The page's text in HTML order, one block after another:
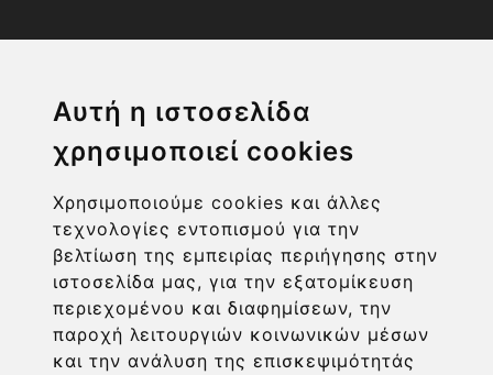
Αυτή η ιστοσελίδα
χρησιμοποιεί cookies
Χρησιμοποιούμε cookies και άλλες
τεχνολογίες εντοπισμού για την
βελτίωση της εμπειρίας περιήγησης στην
ιστοσελίδα μας, για την εξατομίκευση
περιεχομένου και διαφημίσεων, την
παροχή λειτουργιών κοινωνικών μέσων
και την ανάλυση της επισκεψιμότητάς
Η ΕΤΑΙΡΙΑ
ΠΛΗΡΟΦΟΡΙΕΣ ΧΡΗΣΤΗ